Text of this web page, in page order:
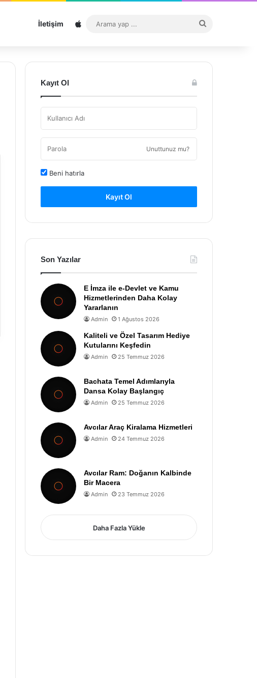
İletişim Sitemap
...
Kayıt Ol
Unuttunuz mu?
Beni hatırla
Kayıt Ol
Son Yazılar
E İmza ile e-Devlet ve Kamu
Hizmetlerinden Daha Kolay
Yararlanın
Admin 1 Ağustos 2026
Kaliteli ve Özel Tasarım Hediye
Kutularını Keşfedin
Admin 25 Temmuz 2026
Bachata Temel Adımlarıyla
Dansa Kolay Başlangıç
Admin 25 Temmuz 2026
Avcılar Araç Kiralama Hizmetleri
Admin 24 Temmuz 2026
Avcılar Ram: Doğanın Kalbinde
Bir Macera
Admin 23 Temmuz 2026
Daha Fazla Yükle